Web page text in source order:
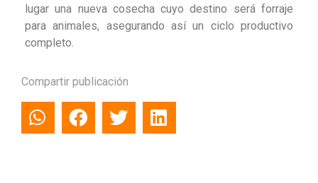
lugar una nueva cosecha cuyo destino será forraje
para animales, asegurando así un ciclo productivo
completo.
Compartir publicación